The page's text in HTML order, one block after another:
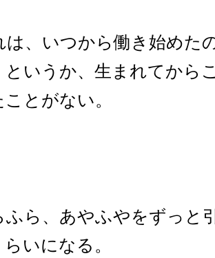
は、いつから働き始めた
というか、生まれてから
とがない。
ふら、あやふやをずっと
いになる。